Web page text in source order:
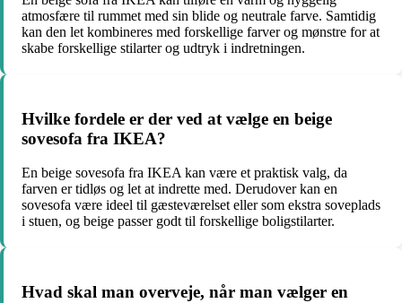
atmosfære til rummet med sin blide og neutrale farve. Samtidig
kan den let kombineres med forskellige farver og mønstre for at
skabe forskellige stilarter og udtryk i indretningen.
Hvilke fordele er der ved at vælge en beige
sovesofa fra IKEA?
En beige sovesofa fra IKEA kan være et praktisk valg, da
farven er tidløs og let at indrette med. Derudover kan en
sovesofa være ideel til gæsteværelset eller som ekstra soveplads
i stuen, og beige passer godt til forskellige boligstilarter.
Hvad skal man overveje, når man vælger en